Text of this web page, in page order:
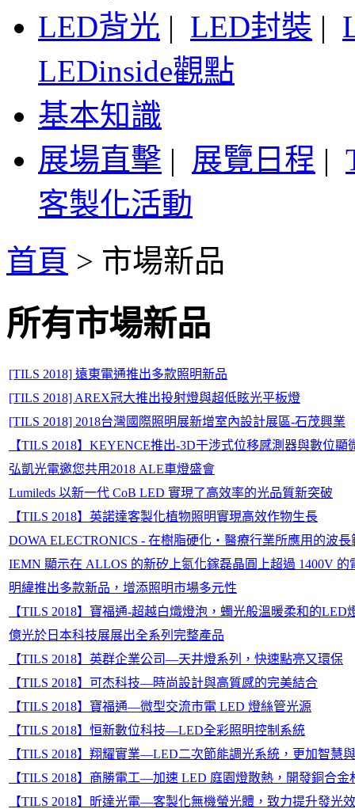
LED背光 | LED封裝 |
LEDinside觀點
基本知識
展場直擊 | 展覽日程 |
客製化活動
首頁 > 市場新品
所有市場新品
[TILS 2018] 遠東電通推出多款照明新品
[TILS 2018] AREX冠大推出投射燈與超低眩光平板燈
[TILS 2018] 2018台灣國際照明展新增室內設計展區-石茂興業
【TILS 2018】KEYENCE推出-3D干涉式位移感測器與數位顯
弘凱光電邀您共用2018 ALE車燈盛會
Lumileds 以新一代 CoB LED 實現了高效率的光品質新突破
【TILS 2018】英諾達客製化植物照明實現高效作物生長
DOWA ELECTRONICS - 在樹脂硬化・醫療行業所應用的波
IEMN 顯示在 ALLOS 的新矽上氮化鎵磊晶圓上超過 1400V 的
明緯推出多款新品，增添照明市場多元性
【TILS 2018】寶福通-超越白熾燈泡，蠋光般溫暖柔和的LED
億光於日本科技展展出全系列完整產品
【TILS 2018】英群企業公司—天井燈系列，快速點亮又環保
【TILS 2018】可杰科技—時尚設計與高質感的完美結合
【TILS 2018】寶福通—微型交流市電 LED 燈絲管光源
【TILS 2018】恒新數位科技—LED全彩照明控制系統
【TILS 2018】翔耀實業—LED二次節能調光系統，更加智慧
【TILS 2018】商勝電工—加速 LED 庭園燈散熱，開發銅合金
【TILS 2018】昕達光電—客製化無機螢光體，致力提升發光